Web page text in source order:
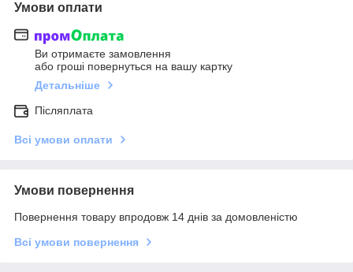
Умови оплати
Ви отримаєте замовлення
або гроші повернуться на вашу картку
Детальніше
Післяплата
Всі умови оплати
Умови повернення
Повернення товару впродовж 14 днів за домовленістю
Всі умови повернення